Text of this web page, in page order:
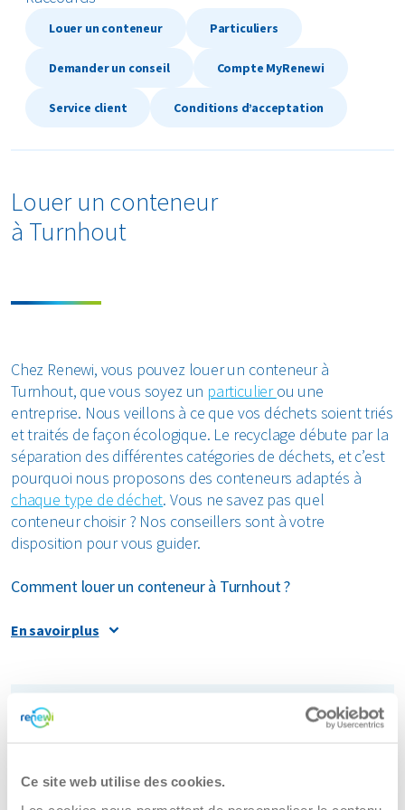
Ce site web utilise des cookies.
Textiles
Verre
Tous les types de déchets
Louer un conteneur Particuliers
Demander un conseil Compte MyRenewi
Service client Conditions d’acceptation
Louer un conteneur
à Turnhout
Chez Renewi, vous pouvez louer un conteneur à
Turnhout, que vous soyez un particulierou une
entreprise. Nous veillons à ce que vos déchets soient triés
et traités de façon écologique. Le recyclage débute par la
séparation des différentes catégories de déchets, et c’est
pourquoi nous proposons des conteneurs adaptés à
chaque type de déchet. Vous ne savez pas quel
conteneur choisir ? Nos conseillers sont à votre
disposition pour vous guider.
Comment louer un conteneur à Turnhout ?
Louer un conteneur à Turnhout est simple et rapide avec
que ce soit pour de petits volumes ou des quantités
importantes. Pour des petites quantités de déchets, optez
pouvez facilement filtrer les options disponibles sur notre
site en fonction du type de déchet à gérer.
En savoir plus
Site Renewi Turnhout
Veedijk 45